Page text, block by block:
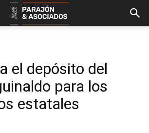
el depósito del
para los
estatales